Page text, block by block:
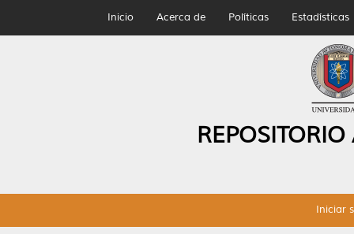
Inicio Acerca de Políticas Estadísticas
Iniciar